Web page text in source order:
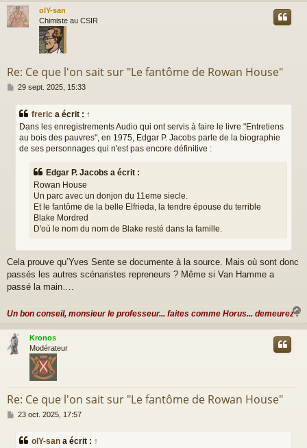
olY-san
Chimiste au CSIR
Re: Ce que l'on sait sur "Le fantôme de Rowan House"
M
s
29 sept. 2025, 15:33
freric a écrit : ↑
Dans les enregistrements Audio qui ont servis à faire le livre "Entretiens
au bois des pauvres", en 1975, Edgar P. Jacobs parle de la biographie
de ses personnages qui n'est pas encore définitive :
Edgar P. Jacobs a écrit :
Rowan House
Un parc avec un donjon du 11eme siecle.
Et le fantôme de la belle Elfrieda, la tendre épouse du terrible
Blake Mordred
D'où le nom du nom de Blake resté dans la famille.
Cela prouve qu’Yves Sente se documente à la source. Mais où sont donc
passés les autres scénaristes repreneurs ? Même si Van Hamme a
passé la main….
Un bon conseil, monsieur le professeur... faites comme Horus... demeurez !
u
Kronos
Modérateur
Re: Ce que l'on sait sur "Le fantôme de Rowan House"
M
s
23 oct. 2025, 17:57
olY-san a écrit : ↑